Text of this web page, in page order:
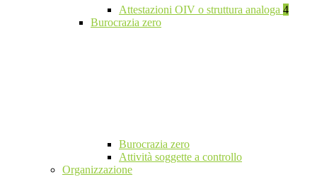
Attestazioni OIV o struttura analoga 4
Burocrazia zero
Burocrazia zero
Attività soggette a controllo
Organizzazione